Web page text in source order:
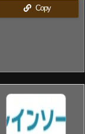
Copy